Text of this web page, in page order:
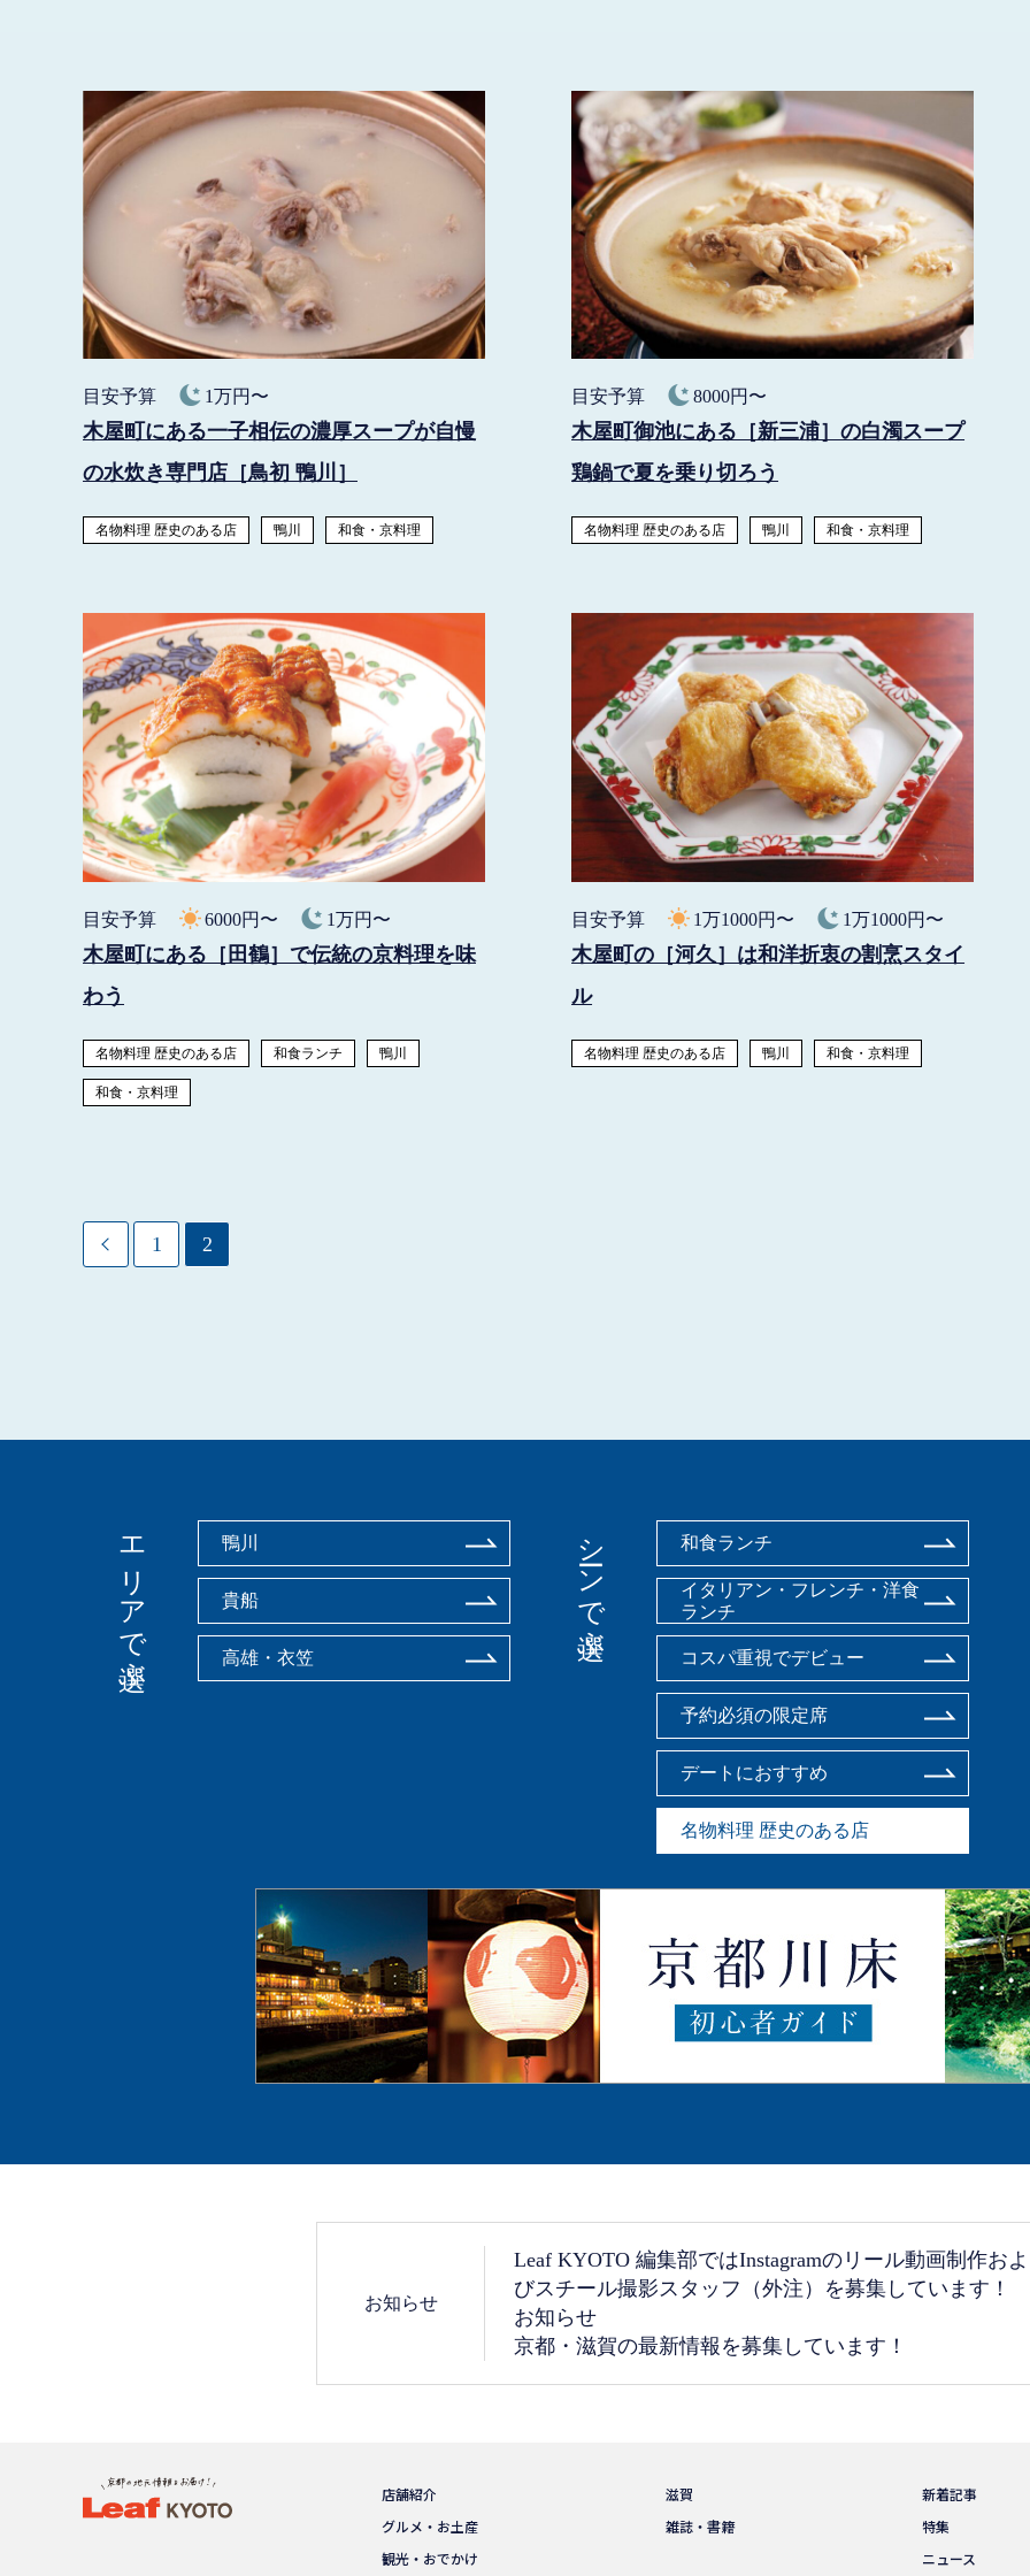
目安予算 1万円〜
木屋町にある一子相伝の濃厚スープが自慢
の水炊き専門店［鳥初 鴨川］
名物料理 歴史のある店 鴨川 和食・京料理
目安予算 8000円〜
木屋町御池にある［新三浦］の白濁スープ
鶏鍋で夏を乗り切ろう
名物料理 歴史のある店 鴨川 和食・京料理
目安予算 6000円〜 1万円〜
木屋町にある［田鶴］で伝統の京料理を味
わう
名物料理 歴史のある店 和食ランチ 鴨川
和食・京料理
目安予算 1万1000円〜 1万1000円〜
木屋町の［河久］は和洋折衷の割烹スタイ
ル
名物料理 歴史のある店 鴨川 和食・京料理
1 2
エリアで選ぶ 鴨川
貴船
高雄・衣笠
シーンで選ぶ 和食ランチ
イタリアン・フレンチ・洋食
ランチ
コスパ重視でデビュー
予約必須の限定席
デートにおすすめ
名物料理 歴史のある店
お知らせ
Leaf KYOTO 編集部ではInstagramのリール動画制作およ
びスチール撮影スタッフ（外注）を募集しています！
お知らせ
京都・滋賀の最新情報を募集しています！
店舗紹介
グルメ・お土産
観光・おでかけ
滋賀
雑誌・書籍
新着記事
特集
ニュース